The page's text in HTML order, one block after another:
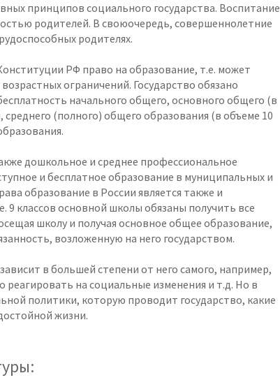
принципов социального государства. Воспитание
родителей. В своюочередь, совершеннолетние
родителях.
РФ право на образование, т.е. может
ограничений. Государство обязано
начального общего, основного общего (в
(полного) общего образования (в объеме 10
дошкольное и среднее профессиональное
и бесплатное образование в муниципальных и
образование в России является также и
классов основной школы обязаны получить все
школу и получая основное общее образование,
возложенную на него государством.
в большей степени от него самого, например,
реагировать на социальные изменения и т.д. Но в
политики, которую проводит государство, какие
жизни.